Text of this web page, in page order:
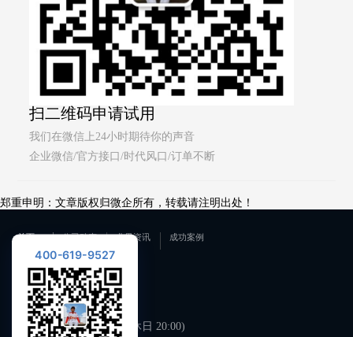
扫二维码申请试用
我们在微信上24小时期待你的声音
企业微信/官方接口/时代风口/订单不断
郑重申明：文章版权归微企所有，转载请注明出处！
首页 公司动态 业界资讯 成功案例
联系我们
400-619-9527
工作日 09:00-21:00 (双休日 20:00)
400-619-9527